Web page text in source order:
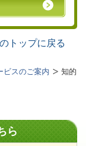
トップに戻る
ビスのご案内
知的
ら